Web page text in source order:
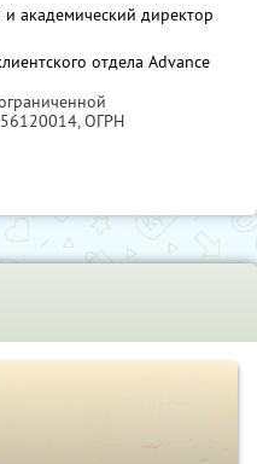
академический директор
отдела Advance
, ОГРН